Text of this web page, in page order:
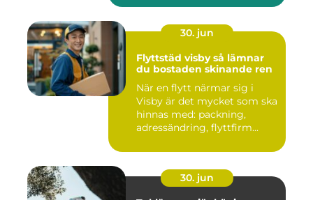
30. jun
Flyttstäd visby så lämnar
du bostaden skinande ren
När en flytt närmar sig i
Visby är det mycket som ska
hinnas med: packning,
adressändring, flyttfirm...
30. jun